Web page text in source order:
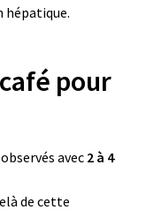
hépatique.
pour
avec 2 à 4
de cette